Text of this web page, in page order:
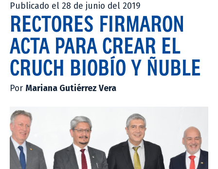
Publicado el 28 de junio del 2019
RECTORES FIRMARON
ACTA PARA CREAR EL
CRUCH BIOBÍO Y ÑUBLE
Por Mariana Gutiérrez Vera